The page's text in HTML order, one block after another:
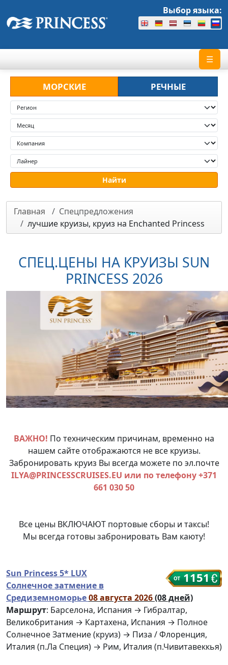
Выбор языка:
☰
МОРСКИЕ РЕЧНЫЕ
Главная
Спецпредложения
лучшие круизы, круиз на Enchanted Princess
СПЕЦ.ЦЕНЫ НА КРУИЗЫ SUN
PRINCESS 2026
ВАЖНО! По техническим причинам, временно на
нашем сайте отображаются не все круизы.
Забронировать круиз Вы всегда можете по эл.почте
ILYA@PRINCESSCRUISES.EU или по телефону +371
661 030 50
Все цены ВКЛЮЧАЮТ портовые сборы и таксы!
Мы всегда готовы забронировать Вам каюту!
1151
Sun Princess 5* LUX
Солнечное затмение в
Средиземноморье08 августа 2026(08 дней)
Маршрут: Барселона, Испания → Гибралтар,
Великобритания → Картахена, Испания → Полное
Солнечное Затмение (круиз) → Пиза / Флоренция,
Италия (п.Ла Специя) → Рим, Италия (п.Чивитавеккья)